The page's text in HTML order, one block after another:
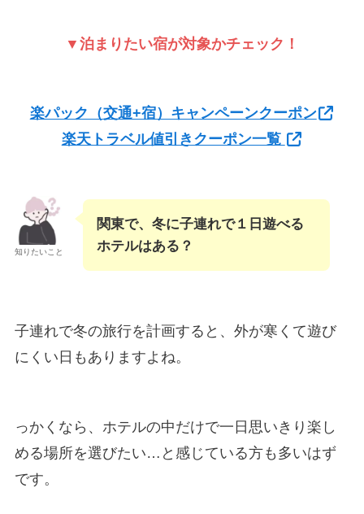
▼泊まりたい宿が対象かチェック！
楽パック（交通+宿）キャンペーンクーポン
楽天トラベル値引きクーポン一覧
知りたいこと
関東で、冬に子連れで１日遊べる
ホテルはある？
子連れで冬の旅行を計画すると、外が寒くて遊び
にくい日もありますよね。
っかくなら、ホテルの中だけで一日思いきり楽し
める場所を選びたい…と感じている方も多いはず
です。